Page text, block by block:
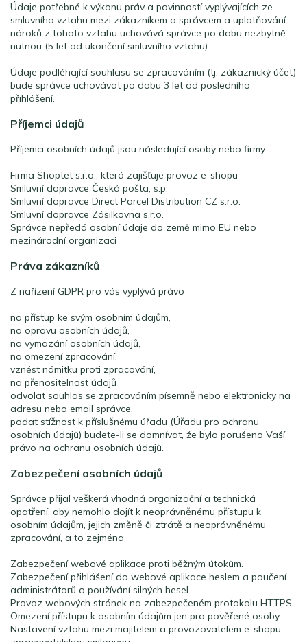
Údaje potřebné k výkonu práv a povinností vyplývajících ze
smluvního vztahu mezi zákazníkem a správcem a uplatňování
nároků z tohoto vztahu uchovává správce po dobu nezbytně
nutnou (5 let od ukončení smluvního vztahu).
Údaje podléhající souhlasu se zpracováním (tj. zákaznický účet)
bude správce uchovávat po dobu 3 let od posledního
přihlášení.
Příjemci údajů
Příjemci osobních údajů jsou následující osoby nebo firmy:
Firma Shoptet s.r.o., která zajišťuje provoz e-shopu
Smluvní dopravce Česká pošta, s.p.
Smluvní dopravce Direct Parcel Distribution CZ s.r.o.
Smluvní dopravce Zásilkovna s.r.o.
Správce nepředá osobní údaje do země mimo EU nebo
mezinárodní organizaci
Práva zákazníků
Z nařízení GDPR pro vás vyplývá právo
na přístup ke svým osobním údajům,
na opravu osobních údajů,
na vymazání osobních údajů,
na omezení zpracování,
vznést námitku proti zpracování,
na přenositelnost údajů
odvolat souhlas se zpracováním písemně nebo elektronicky na
adresu nebo email správce,
podat stížnost k příslušnému úřadu (Úřadu pro ochranu
osobních údajů) budete-li se domnívat, že bylo porušeno Vaší
právo na ochranu osobních údajů.
Zabezpečení osobních údajů
Správce přijal veškerá vhodná organizační a technická
opatření, aby nemohlo dojít k neoprávněnému přístupu k
osobním údajům, jejich změně či ztrátě a neoprávněnému
zpracování, a to zejména
Zabezpečení webové aplikace proti běžným útokům.
Zabezpečení přihlášení do webové aplikace heslem a poučení
administrátorů o používání silných hesel.
Provoz webových stránek na zabezpečeném protokolu HTTPS.
Omezení přístupu k osobním údajům jen pro pověřené osoby.
Nastavení vztahu mezi majitelem a provozovatelem e-shopu